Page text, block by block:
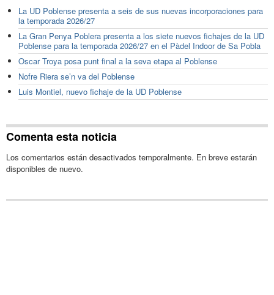
La UD Poblense presenta a seis de sus nuevas incorporaciones para
la temporada 2026/27
La Gran Penya Poblera presenta a los siete nuevos fichajes de la UD
Poblense para la temporada 2026/27 en el Pàdel Indoor de Sa Pobla
Oscar Troya posa punt final a la seva etapa al Poblense
Nofre Riera se’n va del Poblense
Luis Montiel, nuevo fichaje de la UD Poblense
Comenta esta noticia
Los comentarios están desactivados temporalmente. En breve estarán
disponibles de nuevo.